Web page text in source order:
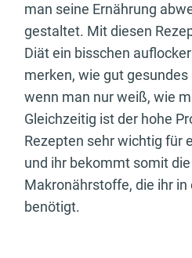
man seine Ernährung
gestaltet. Mit diesen
Diät ein bisschen
merken, wie gut gesundes
wenn man nur weiß, wie
Gleichzeitig ist der hohe
Rezepten sehr wichtig für
und ihr bekommt somit
Makronährstoffe, die ihr in
benötigt.